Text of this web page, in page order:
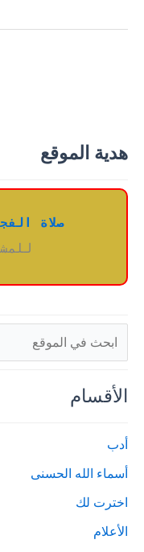
هدية الموقع
صلاة
البحث
الأقسام
أدب
أسماء الله الحسنى
اخترت لك
الأعلام